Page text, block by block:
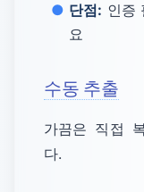
단점: 인증
요
수동 추출
가끔은 직접
다.